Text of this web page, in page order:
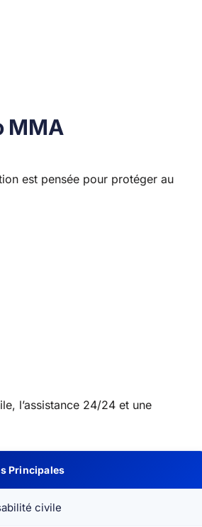
MMA
est pensée pour protéger au
l’assistance 24/24 et une
Principales
civile